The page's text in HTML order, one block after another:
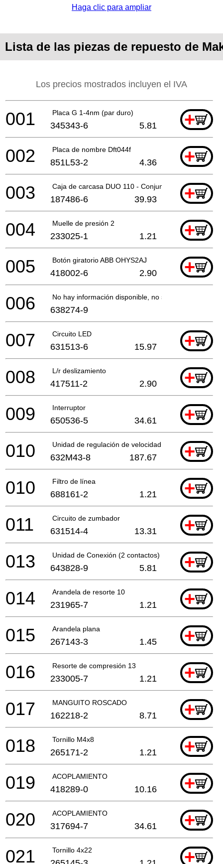
Haga clic para ampliar
Lista de las piezas de repuesto de
Los precios mostrados incluyen el IVA
Placa G 1-4nm (par duro) +
001 345343-6 5.81
Placa de nombre Dft044f +
002 851L53-2 4.36
Caja de carcasa DUO 110 - Conjunto +
003 187486-6 39.93
Muelle de presión 2 +
004 233025-1 1.21
Botón giratorio ABB OHYS2AJ +
005 418002-6 2.90
No hay información disponible, no se puede pedir
006 638274-9
Circuito LED +
007 631513-6 15.97
L/r deslizamiento +
008 417511-2 2.90
Interruptor +
009 650536-5 34.61
Unidad de regulación de velocidad Bft084Fz A
+
010 632M43-8 187.67
Filtro de línea +
010 688161-2 1.21
Circuito de zumbador +
011 631514-4 13.31
Unidad de Conexión (2 contactos) +
013 643828-9 5.81
Arandela de resorte 10 +
014 231965-7 1.21
Arandela plana +
015 267143-3 1.45
Resorte de compresión 13 +
016 233005-7 1.21
MANGUITO ROSCADO +
017 162218-2 8.71
Tornillo M4x8 +
018 265171-2 1.21
ACOPLAMIENTO +
019 418289-0 10.16
ACOPLAMIENTO +
020 317694-7 34.61
Tornillo 4x22 +
021